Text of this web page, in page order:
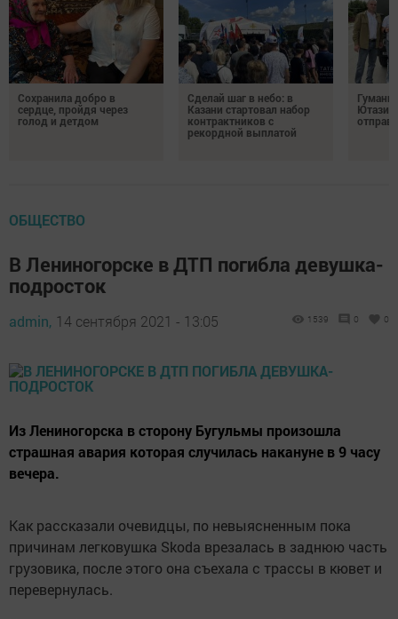
Сохранила добро в
сердце, пройдя через
голод и детдом
Сделай шаг в небо: в
Казани стартовал набор
контрактников с
рекордной выплатой
ОБЩЕСТВО
В Лениногорске в ДТП погибла девушка-
подросток
admin, 14 сентября 2021 - 13:05 1539 0 0
Из Лениногорска в сторону Бугульмы произошла
страшная авария которая случилась накануне в 9 часу
вечера.
Как рассказали очевидцы, по невыясненным пока
причинам легковушка Skoda врезалась в заднюю часть
грузовика, после этого она съехала с трассы в кювет и
перевернулась.